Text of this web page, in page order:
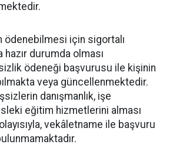
ödenebilmesi için sigortalı
durumda olması
ödeneği başvurusu ile kişinin
veya güncellenmektedir.
danışmanlık, işe
eğitim hizmetlerini alması
vekâletname ile başvuru